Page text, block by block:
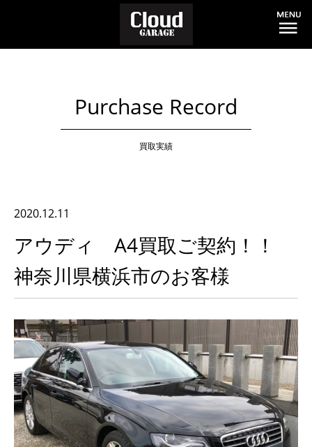
Purchase Record
買取実績
2020.12.11
アウディ A4買取ご契約！！
神奈川県横浜市のお客様